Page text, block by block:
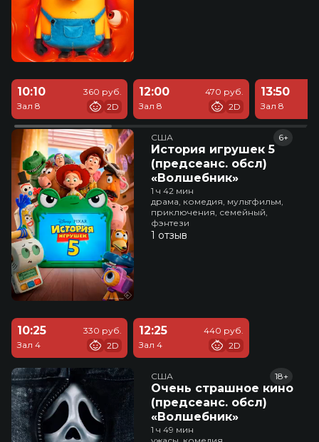
10:10
Зал 8
360 руб.
2D
12:00
Зал 8
470 руб.
2D
13:50
Зал 8
США
История игрушек 5
(предсеанс. обсл)
«Волшебник»
6+
1 ч 42 мин
драма, комедия, мультфильм,
приключения, семейный,
фэнтези
1 отзыв
10:25
Зал 4
330 руб.
2D
12:25
Зал 4
440 руб.
2D
США
Очень страшное кино
(предсеанс. обсл)
«Волшебник»
18+
1 ч 49 мин
ужасы, комедия